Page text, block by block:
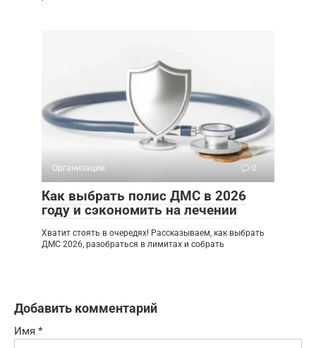
Организации 0
Как выбрать полис ДМС в 2026
году и сэкономить на лечении
Хватит стоять в очередях! Рассказываем, как выбрать
ДМС 2026, разобраться в лимитах и собрать
Добавить комментарий
Имя *